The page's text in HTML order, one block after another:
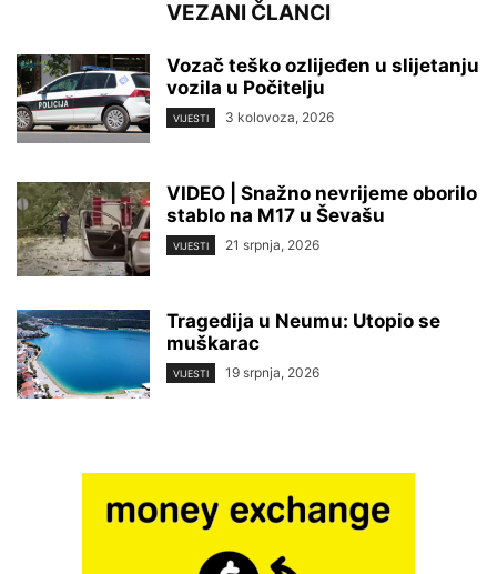
VEZANI ČLANCI
Vozač teško ozlijeđen u slijetanju
vozila u Počitelju
VIJESTI 3 kolovoza, 2026
VIDEO | Snažno nevrijeme oborilo
stablo na M17 u Ševašu
VIJESTI 21 srpnja, 2026
Tragedija u Neumu: Utopio se
muškarac
VIJESTI 19 srpnja, 2026